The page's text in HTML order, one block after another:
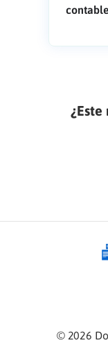
© 2026